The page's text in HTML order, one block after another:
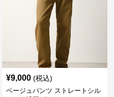
¥9,000 (税込)
ベージュパンツ ストレートシル